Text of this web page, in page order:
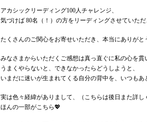
アカシックリーディング100人チャレンジ、
気づけば 80名（！）の方をリーディングさせていただ
たくさんのご関心をお寄せいただき、本当にありがと
みなさまからいただくご感想は真っ直ぐに私の心を貫
うまくやらないと、できなかったらどうしようと、
いまだに迷いが生まれてくる自分の背中を、いつもあ
実は色々経緯がありまして、（こちらは後日また詳
ほんの一部がこちら💖